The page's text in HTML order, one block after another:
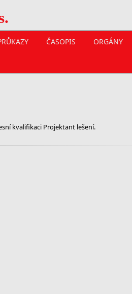
ČASOPIS ORGÁNY
kvalifikaci Projektant lešení.